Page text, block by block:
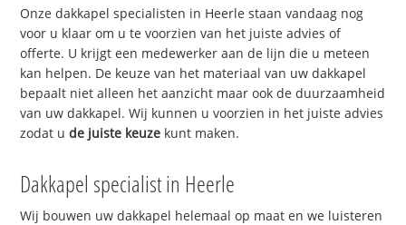
Onze dakkapel specialisten in Heerle staan vandaag nog
voor u klaar om u te voorzien van het juiste advies of
offerte. U krijgt een medewerker aan de lijn die u meteen
kan helpen. De keuze van het materiaal van uw dakkapel
bepaalt niet alleen het aanzicht maar ook de duurzaamheid
van uw dakkapel. Wij kunnen u voorzien in het juiste advies
zodat ude juiste keuze kunt maken.
Dakkapel specialist in Heerle
Wij bouwen uw dakkapel helemaal op maat en we luisteren